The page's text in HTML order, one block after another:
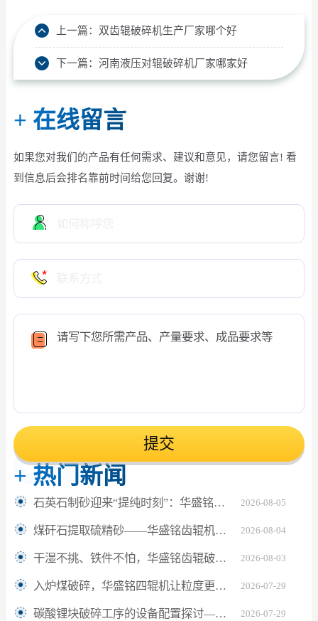
上一篇： 双齿辊破碎机生产厂家哪个好
下一篇： 河南液压对辊破碎机厂家哪家好
+ 在线留言
如果您对我们的产品有任何需求、建议和意见，请您留言! 看
到信息后会排名靠前时间给您回复。谢谢!
提交
+ 热门新闻
2026-08-05
石英石制砂迎来“提纯时刻”：华盛铭对辊机如何坐稳高纯砂生产C位？
2026-08-04
煤矸石提取硫精砂——华盛铭齿辊机助解离更充分
2026-08-03
干湿不挑、铁件不怕，华盛铭齿辊破碎机让陶瓷固废回收更省心
2026-07-29
入炉煤破碎，华盛铭四辊机让粒度更匀、细粉更少
2026-07-29
碳酸锂块破碎工序的设备配置探讨——华盛铭四辊破碎机应用观察